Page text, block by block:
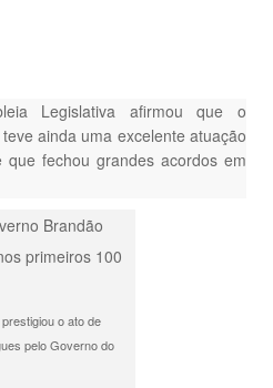
Legislativa afirmou que o
ainda uma excelente atuação
fechou grandes acordos em
o ato de
pelo Governo do